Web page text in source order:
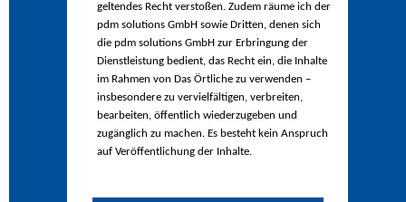
geltendes Recht verstoßen. Zudem räume ich der
pdm solutions GmbH sowie Dritten, denen sich
die pdm solutions GmbH zur Erbringung der
Dienstleistung bedient, das Recht ein, die Inhalte
im Rahmen von Das Örtliche zu verwenden –
insbesondere zu vervielfältigen, verbreiten,
bearbeiten, öffentlich wiederzugeben und
zugänglich zu machen. Es besteht kein Anspruch
auf Veröffentlichung der Inhalte.